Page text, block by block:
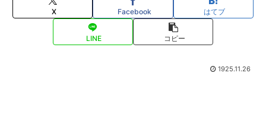
X Facebook はてブ
LINE コピー
1925.11.26